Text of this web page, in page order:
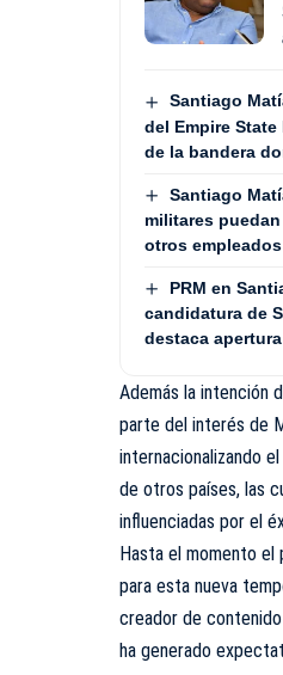
Santiago
del Empire
de la bandera
Santiago
militares
otros
PRM en
candidatura de
destaca
Además la intención
parte del interés de
internacionalizando
de otros países, las
influenciadas por el
Hasta el momento
para esta nueva
creador de
ha generado